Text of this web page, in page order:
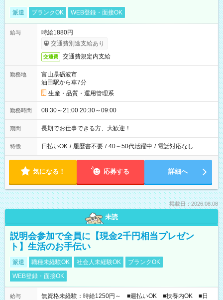
派遣 ブランクOK WEB登録・面接OK
給与
時給1880円
交通費別途支給あり
交通費 交通費規定内支給
勤務地
富山県砺波市
油田駅から車7分
生産・品質・運用管理系
勤務時間 08:30～21:00 20:30～09:00
期間 長期でお仕事できる方、大歓迎！
特徴 日払いOK / 履歴書不要 / 40～50代活躍中 / 電話対応なし
気になる！ 応募する 詳細へ
掲載日：2026.08.08
未読
説明会参加で全員に【現金2千円相当プレゼン
ト】生活のお手伝い
派遣 職種未経験OK 社会人未経験OK
ブランクOK
WEB登録・面接OK
給与
無資格未経験：時給1250円～ ■週払いOK ■扶養内OK ■日